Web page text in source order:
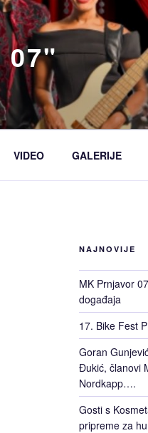
07"
VIDEO GALERIJE
NAJNOVIJE
MK Prnjavor
događaja
17. Bike Fest
Goran
Đukić, članovi
Nordkapp….
Gosti s
pripreme za